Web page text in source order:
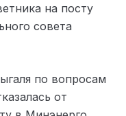
на посту
совета
по вопросам
от